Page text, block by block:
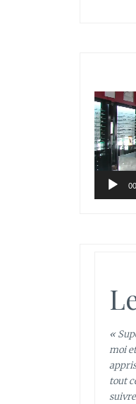
Lecteur
vidéo
«
moi
tout